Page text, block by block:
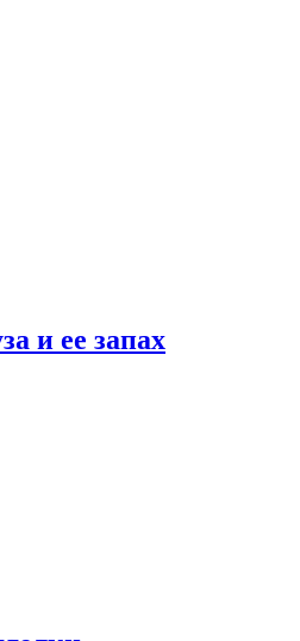
и ее запах